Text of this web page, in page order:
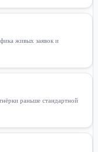
живых заявок и
раньше стандартной